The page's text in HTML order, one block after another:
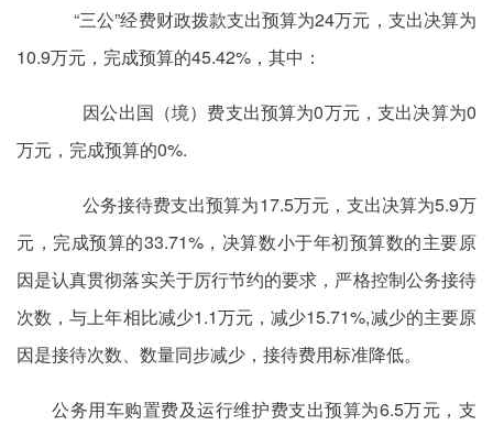
“三公”经费财政拨款支出预算为24万元，支出决算为
10.9万元，完成预算的45.42%，其中：
因公出国（境）费支出预算为0万元，支出决算为0
万元，完成预算的0%.
公务接待费支出预算为17.5万元，支出决算为5.9万
元，完成预算的33.71%，决算数小于年初预算数的主要原
因是认真贯彻落实关于厉行节约的要求，严格控制公务接待
次数，与上年相比减少1.1万元，减少15.71%,减少的主要原
因是接待次数、数量同步减少，接待费用标准降低。
公务用车购置费及运行维护费支出预算为6.5万元，支